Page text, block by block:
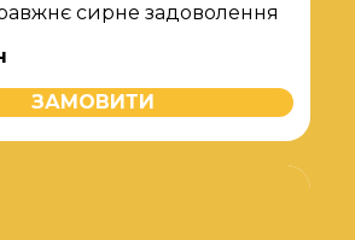
сирне задоволення
ЗАМОВИТИ